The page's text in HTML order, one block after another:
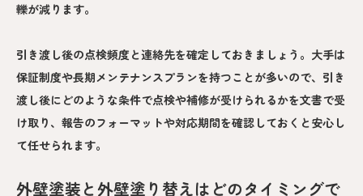
轢が減ります。
引き渡し後の点検頻度と連絡先を確定しておきましょう。大手は
保証制度や長期メンテナンスプランを持つことが多いので、引き
渡し後にどのような条件で点検や補修が受けられるかを文書で受
け取り、報告のフォーマットや対応期間を確認しておくと安心し
て任せられます。
外壁塗装と外壁塗り替えはどのタイミングで